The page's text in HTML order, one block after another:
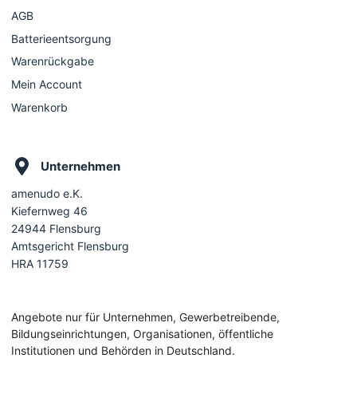
AGB
Batterieentsorgung
Warenrückgabe
Mein Account
Warenkorb
Unternehmen
amenudo e.K.
Kiefernweg 46
24944 Flensburg
Amtsgericht Flensburg
HRA 11759
Angebote nur für Unternehmen, Gewerbetreibende,
Bildungseinrichtungen, Organisationen, öffentliche
Institutionen und Behörden in Deutschland.